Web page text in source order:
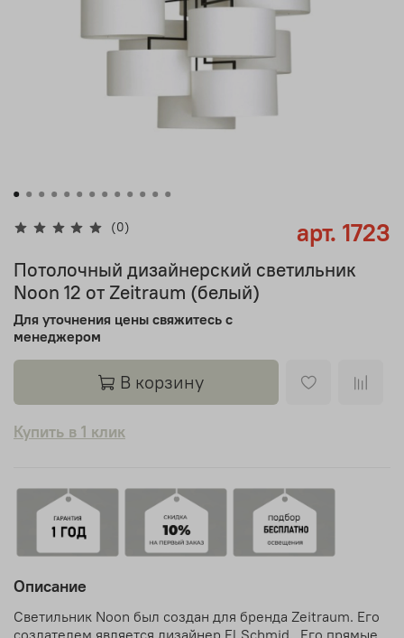
(0) арт. 1723
Потолочный дизайнерский светильник
Noon 12 от Zeitraum (белый)
Для уточнения цены свяжитесь с
менеджером
В корзину
Купить в 1 клик
Описание
Светильник Noon был создан для бренда Zeitraum. Его